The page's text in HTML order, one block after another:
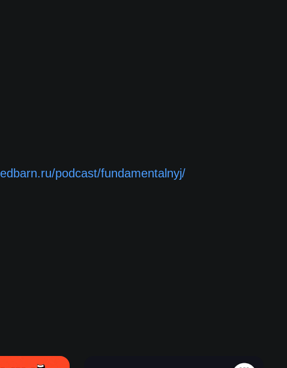
podcast/fundamentalnyj/